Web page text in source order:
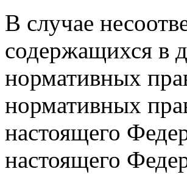
В случае
содержащихся в
нормативных
нормативных
настоящего
настоящего